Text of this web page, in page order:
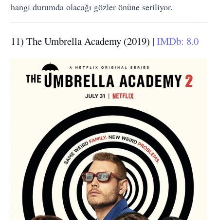
hangi durumda olacağı gözler önüne seriliyor.
11) The Umbrella Academy (2019) |IMDb: 8.0